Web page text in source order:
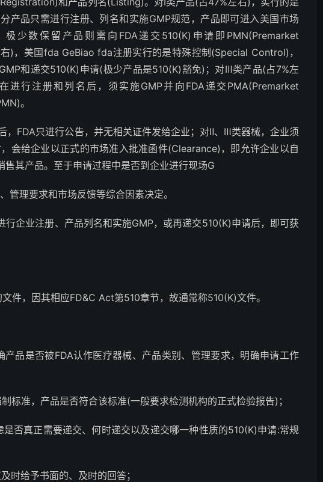
产品只需进行注册、列名和实施GMP规范，产品即可进入美国市场
少数保留产品则需向FDA递交510(K)申请即PMN(Premarket
)，美国fda GeBiao fda注册实行的是特殊控制(Special Control)，
和递交510(K)申请(极少产品是510(K)豁免)；对Ⅲ类产品(占7%左
行注册和列名后，须实施GMP并向FDA递交PMA(Premarket
。
，FDA只进行公告，并无相关证件发给企业；对Ⅱ、Ⅲ类器械，企业须
会给企业以正式的市场准入批准函件(Clearance)，即允许企业以自
其产品。至于申请过程中是否到企业进行现场G
管理要求和市场反馈等综合因素决定。
行企业注册、产品列名和实施GMP，或再递交510(K)申请后，即可获
件，因其相应FD&C Act第510章节，故通常称510(K)文件。
品是否被FDA认作医疗器械、产品类别、管理要求，明确申请工作
标准，产品是否符合该标准(一般要求检测机构的正式检验报告)；
否真正需要递交、何时递交以及递交哪一种性质的510(K)申请:常规
时给予书面的、及时的回答；